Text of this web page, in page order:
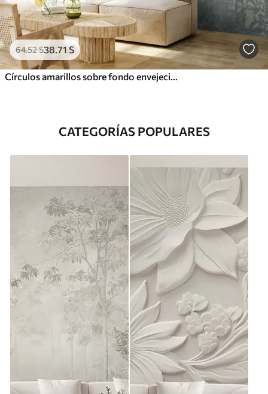
64.52S38 .71 S
CATEGORÍAS POPULARES